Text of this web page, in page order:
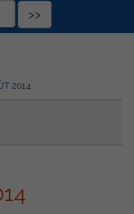
2014